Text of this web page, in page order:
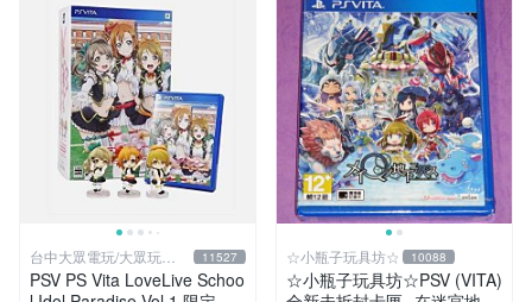
台中大眾電玩/大眾玩具
店
11527
PSV PS Vita LoveLive Schoo
☆小瓶子玩具坊☆ 10088
☆小瓶子玩具坊☆PSV (VITA)